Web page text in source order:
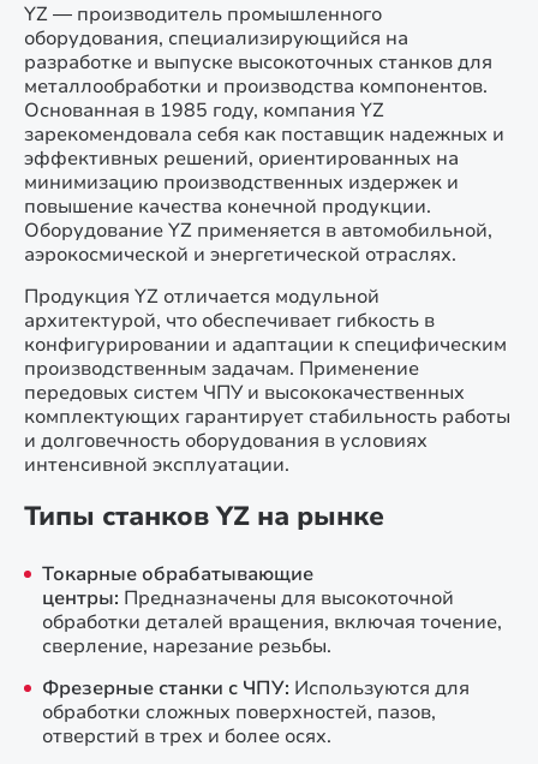
YZ — производитель промышленного
оборудования, специализирующийся на
разработке и выпуске высокоточных станков для
металлообработки и производства компонентов.
Основанная в 1985 году, компания YZ
зарекомендовала себя как поставщик надежных и
эффективных решений, ориентированных на
минимизацию производственных издержек и
повышение качества конечной продукции.
Оборудование YZ применяется в автомобильной,
аэрокосмической и энергетической отраслях.
Продукция YZ отличается модульной
архитектурой, что обеспечивает гибкость в
конфигурировании и адаптации к специфическим
производственным задачам. Применение
передовых систем ЧПУ и высококачественных
комплектующих гарантирует стабильность работы
и долговечность оборудования в условиях
интенсивной эксплуатации.
Типы станков YZ на рынке
Токарные обрабатывающие
центры: Предназначены для высокоточной
обработки деталей вращения, включая точение,
сверление, нарезание резьбы.
Фрезерные станки с ЧПУ: Используются для
обработки сложных поверхностей, пазов,
отверстий в трех и более осях.